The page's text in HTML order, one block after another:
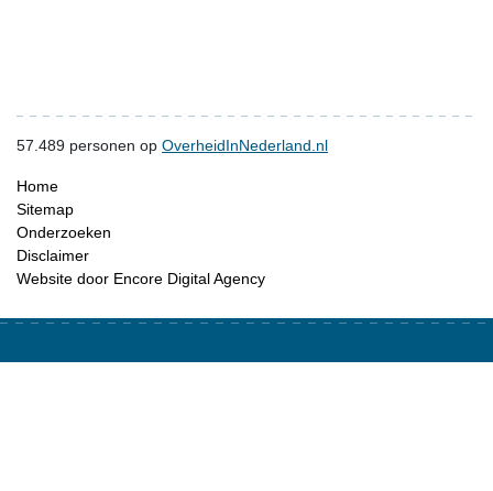
57.489 personen op OverheidInNederland.nl
Home
Sitemap
Onderzoeken
Disclaimer
Website door Encore Digital Agency